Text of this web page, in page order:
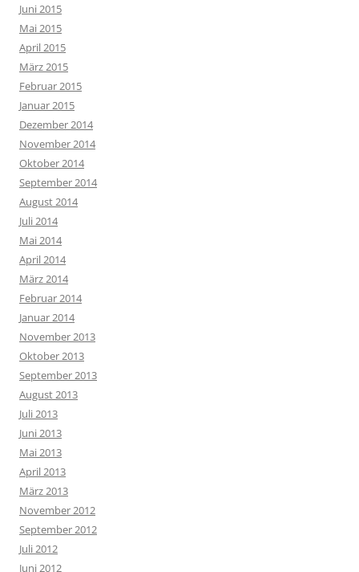
Juni 2015
Mai 2015
April 2015
März 2015
Februar 2015
Januar 2015
Dezember 2014
November 2014
Oktober 2014
September 2014
August 2014
Juli 2014
Mai 2014
April 2014
März 2014
Februar 2014
Januar 2014
November 2013
Oktober 2013
September 2013
August 2013
Juli 2013
Juni 2013
Mai 2013
April 2013
März 2013
November 2012
September 2012
Juli 2012
Juni 2012